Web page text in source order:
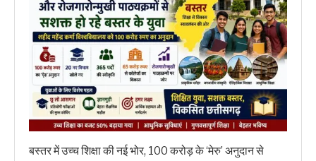
बस्तर में उच्च शिक्षा की नई भोर, 100 करोड़ के ‘मेरु’ अनुदान से